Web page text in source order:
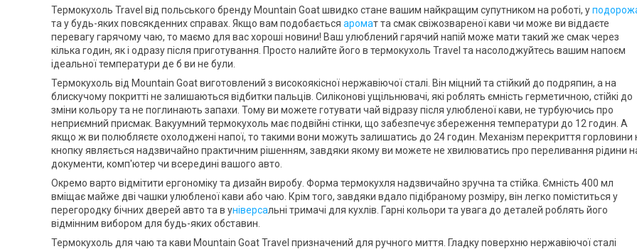
Термокухоль Travel від польського брендуMountain Goatшвидко стане вашим найкращим супутником на роботі, у
та у будь-яких повсякденних справах. Якщо вам подобається аромат та смак свіжозвареної кави чи може ви віддаєте
перевагу гарячому чаю, то маємо для вас хороші новини! Ваш улюблений гарячий напій може мати такий же смак через
кілька годин, як і одразу після приготування. Просто налийте його в термокухоль Travel та насолоджуйтесь вашим напоєм
ідеальної температури де б ви не були.
Термокухоль від Mountain Goatвиготовлений з високоякісної нержавіючої сталі. Він міцний та стійкий до подряпин, а на
блискучому покритті не залишаються відбитки пальців. Силіконові ущільнювачі, які роблять ємність герметичною, стійкі до
зміни кольору та не поглинають запахи. Тому ви можете готувати чай відразу після улюбленої кави, не турбуючись про
неприємний присмак. Вакуумний термокухоль має подвійні стінки, що забезпечує збереження температури до 12 годин. А
якщо ж ви полюбляєте охолоджені напої, то такими вони можуть залишатись до 24 годин. Механізм перекриття горловини
кнопку являється надзвичайно практичним рішенням, завдяки якому ви можете не хвилюватись про переливання рідини
документи, комп'ютер чи всередині вашого авто.
Окремо варто відмітити ергономіку та дизайн виробу. Форма термокухля надзвичайно зручна та стійка. Ємність 400 мл
вміщає майже дві чашки улюбленої кави або чаю. Крім того, завдяки вдало підібраному розміру, він легко поміститься у
перегородку бічних дверей авто та в універсальні тримачі для кухлів. Гарні кольори та увага до деталей роблять його
відмінним вибором для будь-яких обставин.
Термокухоль для чаю та кави Mountain GoatTravel призначений для ручного миття. Гладку поверхню нержавіючої сталі